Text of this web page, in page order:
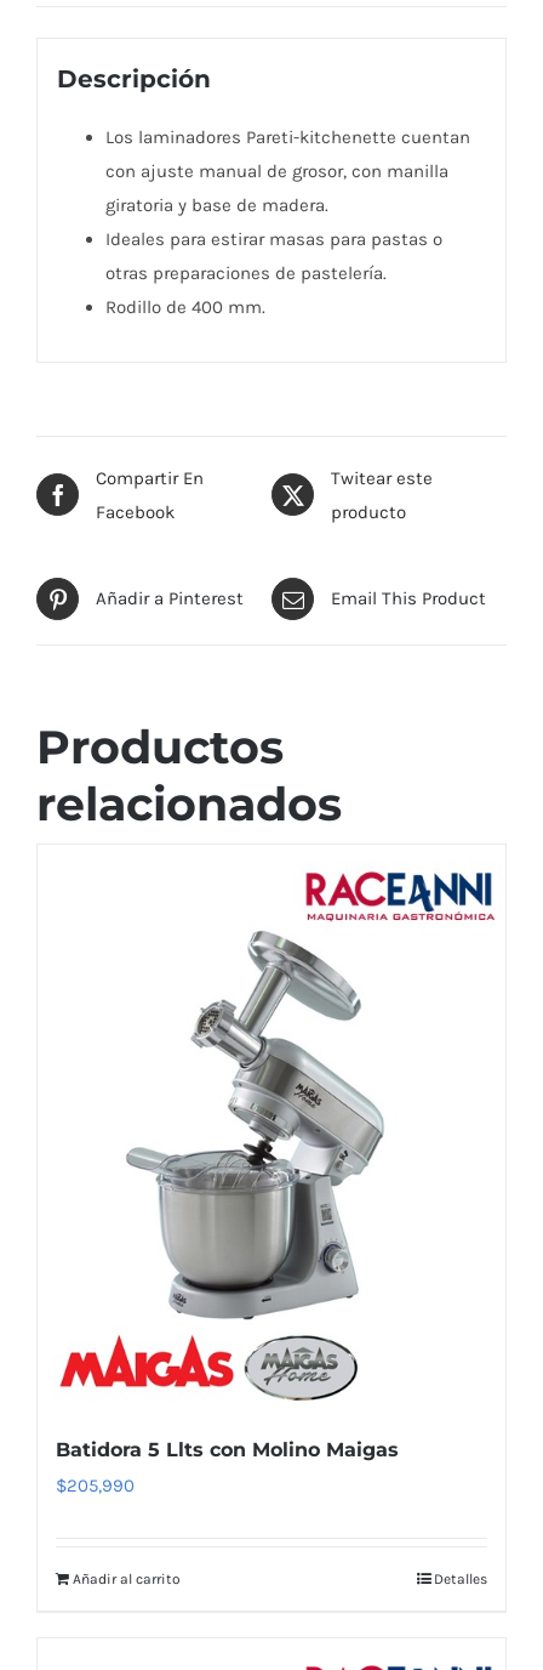
Descripción
Los laminadores Pareti-kitchenette cuentan
con ajuste manual de grosor, con manilla
giratoria y base de madera.
Ideales para estirar masas para pastas o
otras preparaciones de pastelería.
Rodillo de 400 mm.
Compartir En
Facebook
Twitear este
producto
Añadir a Pinterest Email This Product
Productos
relacionados
Batidora 5 Llts con Molino Maigas
$205,990
Añadir al carrito Detalles